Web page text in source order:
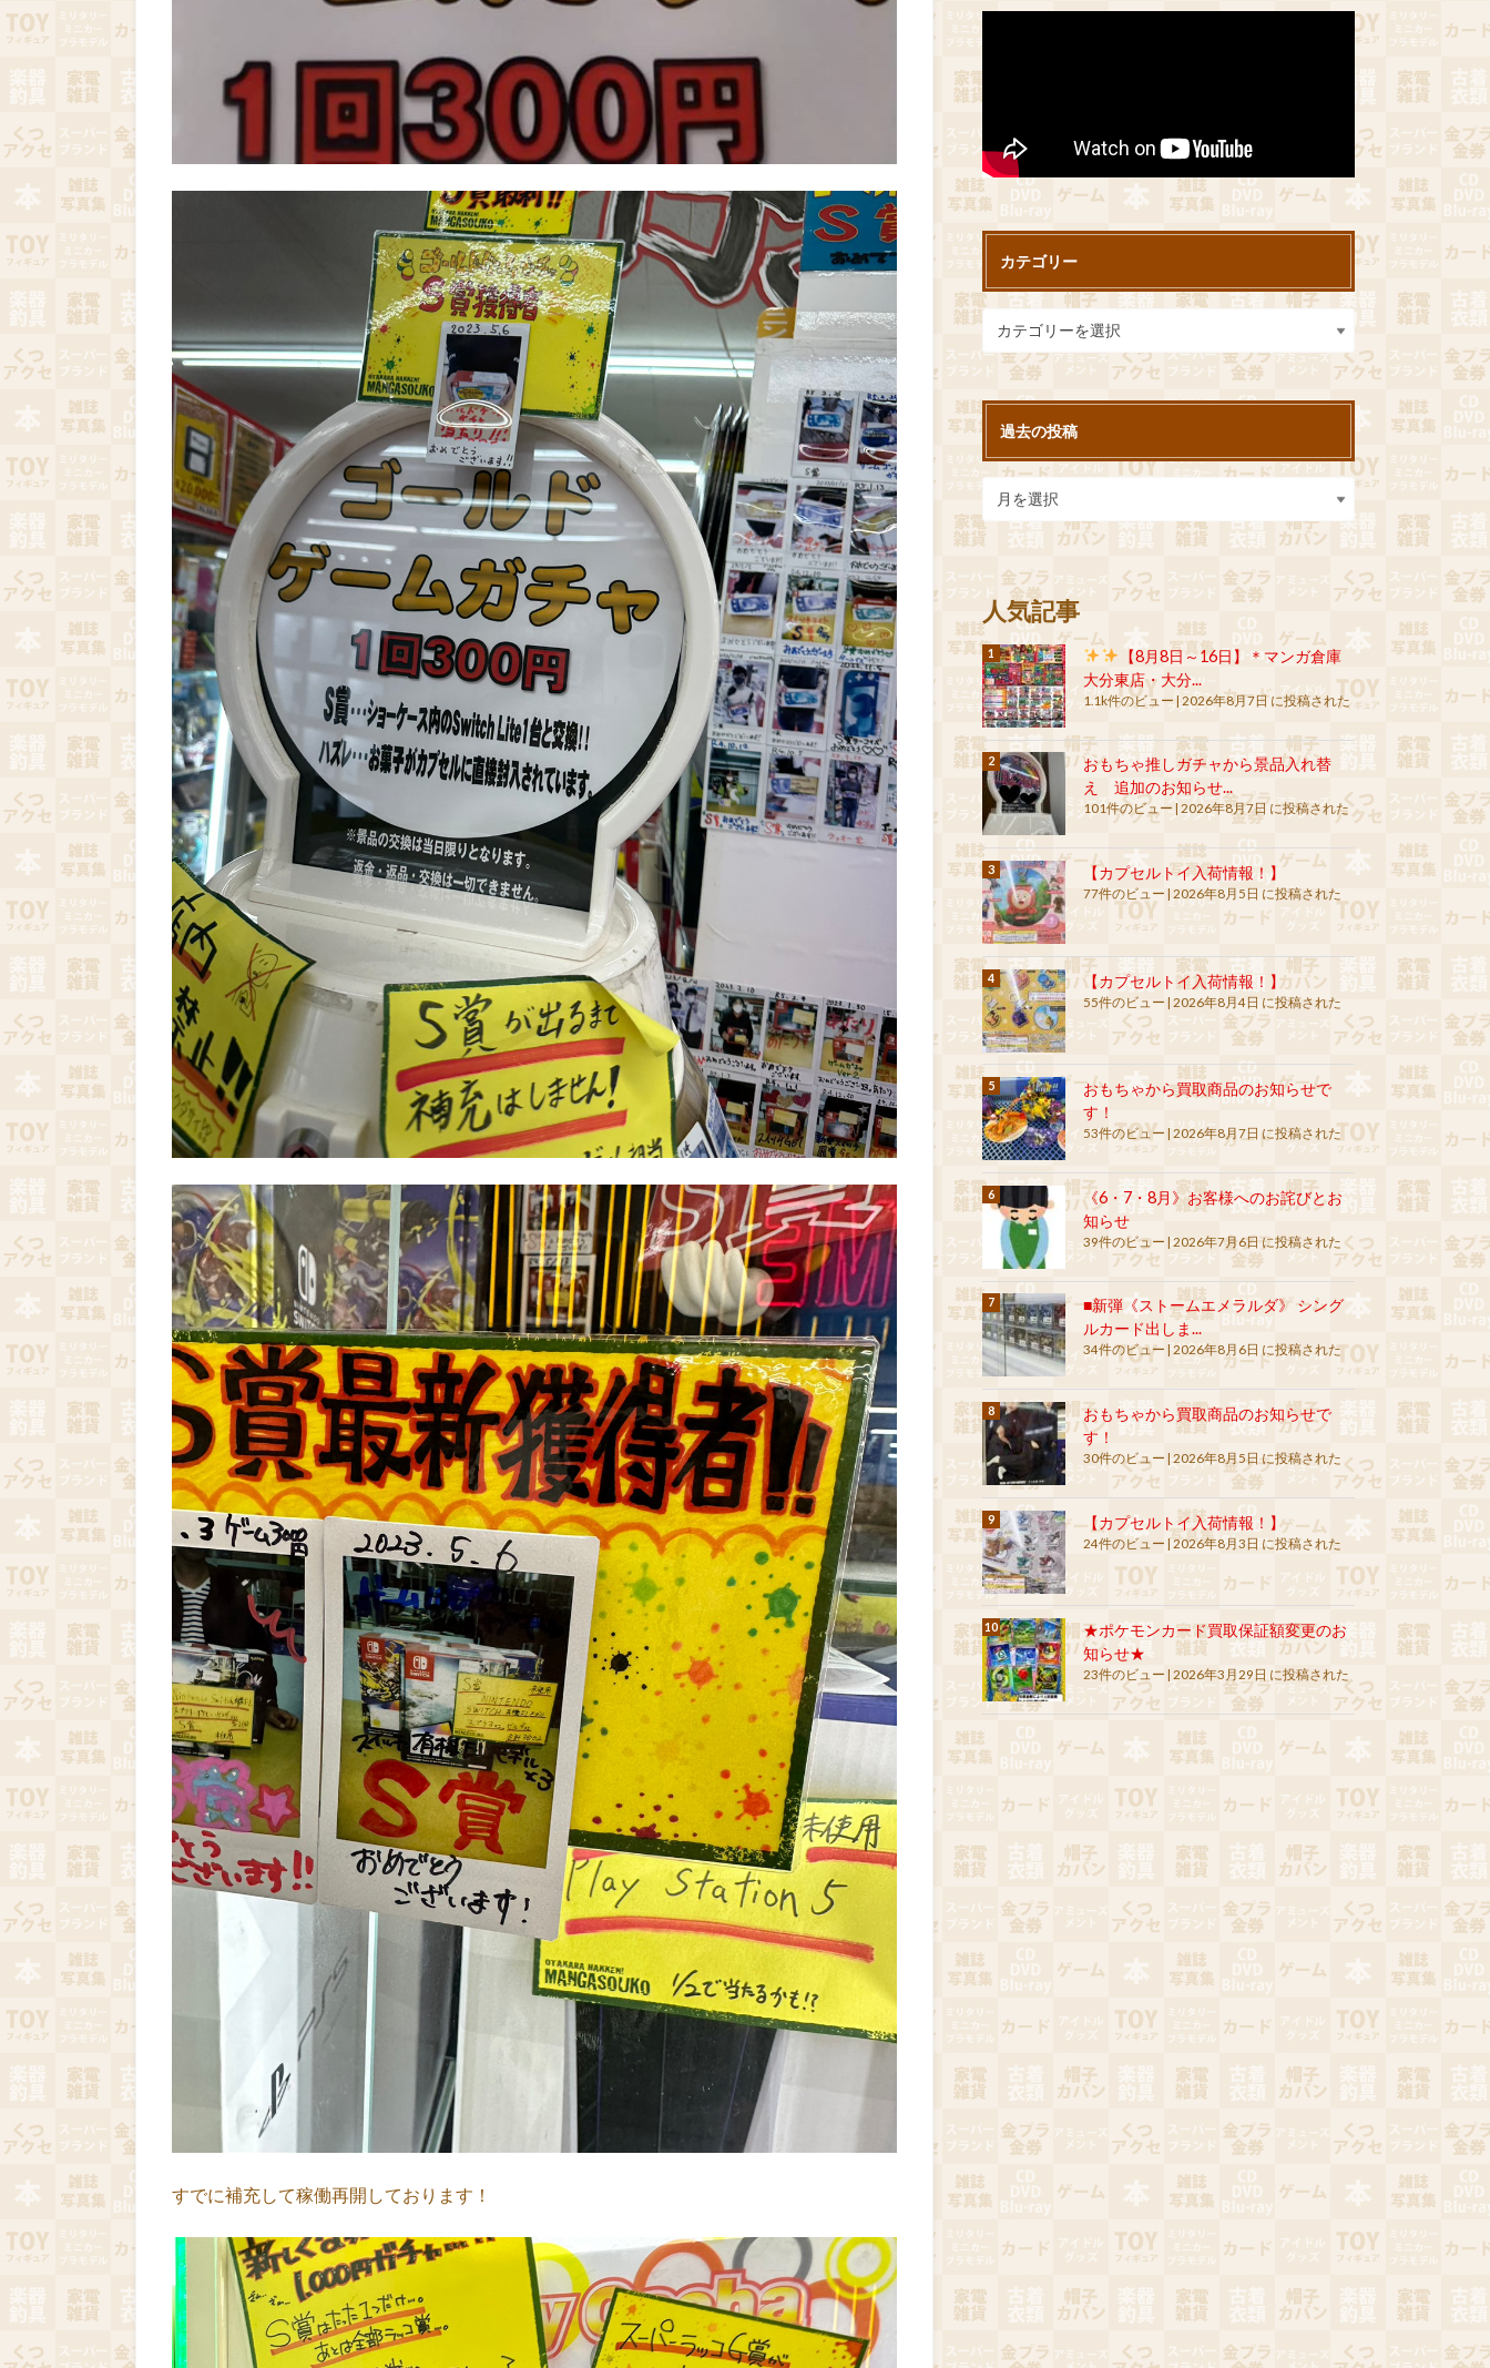
すでに補充して稼働再開しております！
カテゴリー
過去の投稿
人気記事
【8月8日～16日】＊マンガ倉庫
大分東店・大分...
1.1k件のビュー | 2026年8月7日 に投稿された
おもちゃ推しガチャから景品入れ替
え 追加のお知らせ...
101件のビュー 2026年8月7日 に投稿された
【カプセルトイ入荷情報！】
77件のビュー | 2026年8月5日 に投稿された
【カプセルトイ入荷情報！】
55件のビュー | 2026年8月4日 に投稿された
おもちゃから買取商品のお知らせで
す！
53件のビュー 2026年8月7日 に投稿された
《6・7・8月》お客様へのお詫びとお
知らせ
39件のビュー |2026年7月6日 に投稿された
■新弾《ストームエメラルダ》 シング
ルカード出しま...
34件のビュー 2026年8月6日 に投稿された
おもちゃから買取商品のお知らせで
す！
30件のビュー |2026年8月5日 に投稿された
【カプセルトイ入荷情報！】
24件のビュー |2026年8月3日 に投稿された
★ポケモンカード買取保証額変更のお
知らせ★
23件のビュー 2026年3月29日 に投稿された